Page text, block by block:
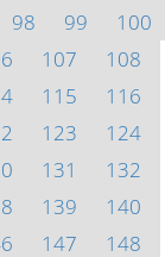
98 99
100
107
108
115
116
123
124
131
132
139
140
147
148